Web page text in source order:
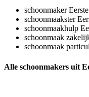
schoonmaker
schoonmaakster
schoonmaakhulp
schoonmaak
schoonmaak
Alle schoonmakers uit